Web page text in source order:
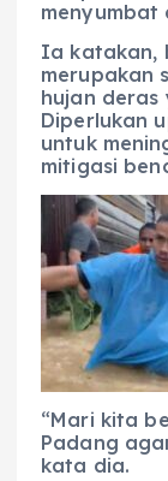
menyumbat
Ia katakan,
merupakan
hujan deras
Diperlukan
untuk
mitigasi
“Mari kita
Padang
kata dia.